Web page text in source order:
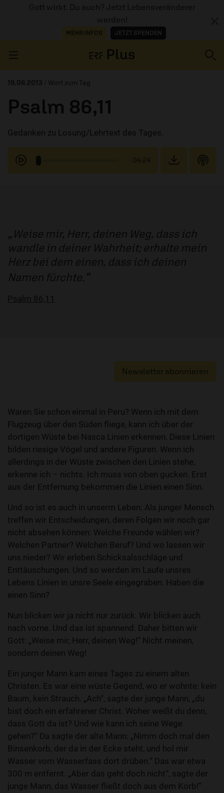
Gott wirkt. Du auch? Jetzt Lebensveränderer
werden!
MEHR INFOS JETZT SPENDEN
AUDIOTHEK
PROGRAMM
19.08.2013 / Wort zum Tag
Psalm 86,11
Gedanken zu Losung/Lehrtext des Tages.
04:24
Weise mir, Herr, deinen Weg, dass ich
wandle in deiner Wahrheit; erhalte mein
Herz bei dem einen, dass ich deinen
Namen fürchte.
Psalm 86,11
Newsletter abonnieren
Waren Sie schon einmal in Peru? Wenn ich mit dem
Flugzeug über den Süden fliege, kann ich über der
dortigen Wüste bei Nasca Linien erkennen. Diese Linien
bilden riesige Vögel und andere Figuren. Wenn ich
allerdings in der Wüste zwischen den Linien stehe,
erkenne ich – nichts. Ich muss von oben gucken. Erst
aus der Entfernung bekommen die Linien einen Sinn.
Und so ist es auch in unserm Leben: Als junger Mensch
treffen wir Entscheidungen, deren Folgen wir noch gar
nicht absehen können: Welche Freunde wählen wir?
Welchen Partner? Welchen Beruf? Und wo lassen wir
uns nieder? Wir erleben Schicksalsschläge und
Enttäuschungen. Und so werden im Laufe unsres
Lebens Linien in unsre Seele eingegraben. Haben die
einen Sinn?
Nun blicken wir ja nicht nur zurück. Wir blicken auch
nach vorne. Und das ist spannend. Daher bitten wir
Gott: „Weise mir, Herr, deinen Weg!“ Nicht meinen,
sondern deinen Weg!
Ein junger Mann kam eines Tages zu einem alten
Christen. Es war eine wüste Gegend, wo er wohnte: kein
Baum, kein Strauch. „Ach“, sagte der junge Mann, „du
bist doch ein erfahrener Christ. Woher weißt du denn,
dass Gott da ist? Und wie kann ich seine Wege
gehen?“ Da sagte der alte Mann: „Nimm doch mal den
Binsenkorb, der da in der Ecke steht, und hol mir
Wasser vom Wasserfass dort drüben.“ Das war etwa
300 m entfernt. „Aber das geht doch nicht“, sagte der
junge Mann, das Wasser fließt doch aus dem Korb!“